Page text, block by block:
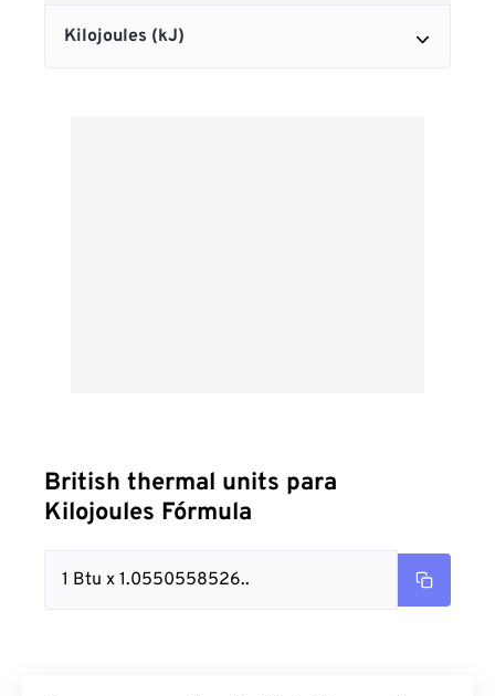
British thermal units para
Kilojoules Fórmula
1 Btu x 1.0550558526..